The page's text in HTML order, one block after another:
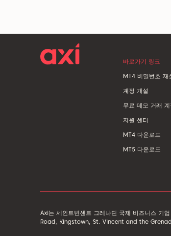
바로가기 링크
MT4 비밀번호 재
계정 개설
무료 데모 거래 계
지원 센터
MT4 다운로드
MT5 다운로드
Axi는 세인트빈센트 그레나딘 국제 비즈니스 기
Road, Kingstown, St. Vincent and the